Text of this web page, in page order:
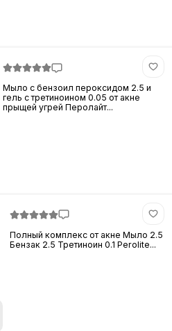
Мыло с бензоил пероксидом 2.5 и
гель с третиноином 0.05 от акне
прыщей угрей Перолайт...
Полный комплекс от акне Мыло 2.5
Бензак 2.5 Третиноин 0.1 Perolite...